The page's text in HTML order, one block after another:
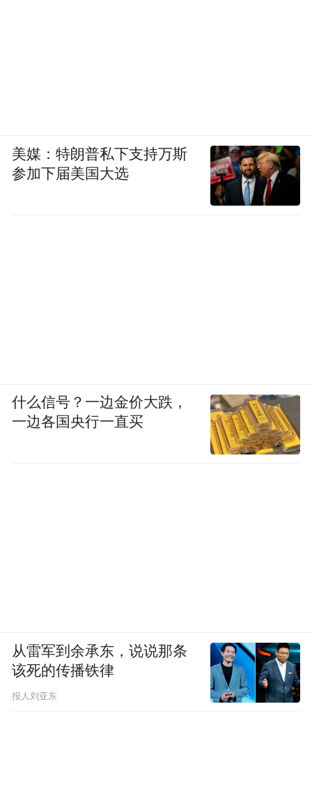
美媒：特朗普私下支持万斯
参加下届美国大选
什么信号？一边金价大跌，
一边各国央行一直买
从雷军到余承东，说说那条
该死的传播铁律
报人刘亚东